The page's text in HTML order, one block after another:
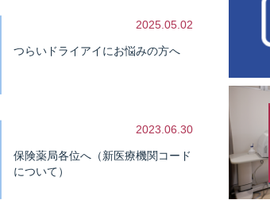
2025.05.02
つらいドライアイにお悩みの方へ
2023.06.30
保険薬局各位へ（新医療機関コード
について）